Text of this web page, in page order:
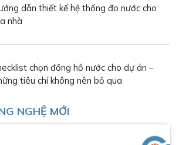
dẫn thiết kế hệ thống đo nước cho
nhà
chọn đồng hồ nước cho dự án –
tiêu chí không nên bỏ qua
NGHỆ MỚI